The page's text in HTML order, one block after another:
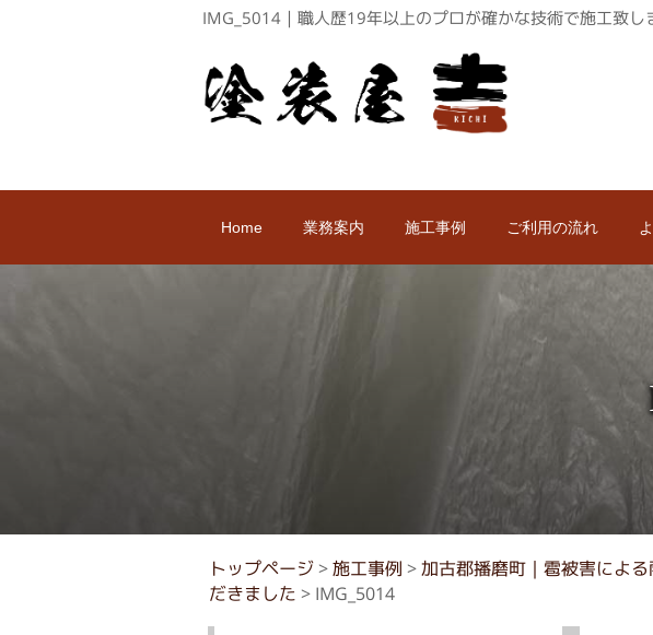
IMG_5014｜職人歴19年以上のプロが確かな技術で施工致し
Home 業務案内 施工事例 ご利用の流れ
トップページ> 施工事例 > 加古郡播磨町｜雹被害によ
だきました > IMG_5014